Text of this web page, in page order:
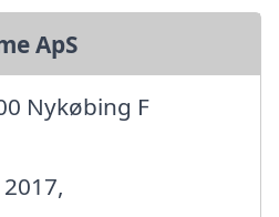
ApS
Nykøbing F